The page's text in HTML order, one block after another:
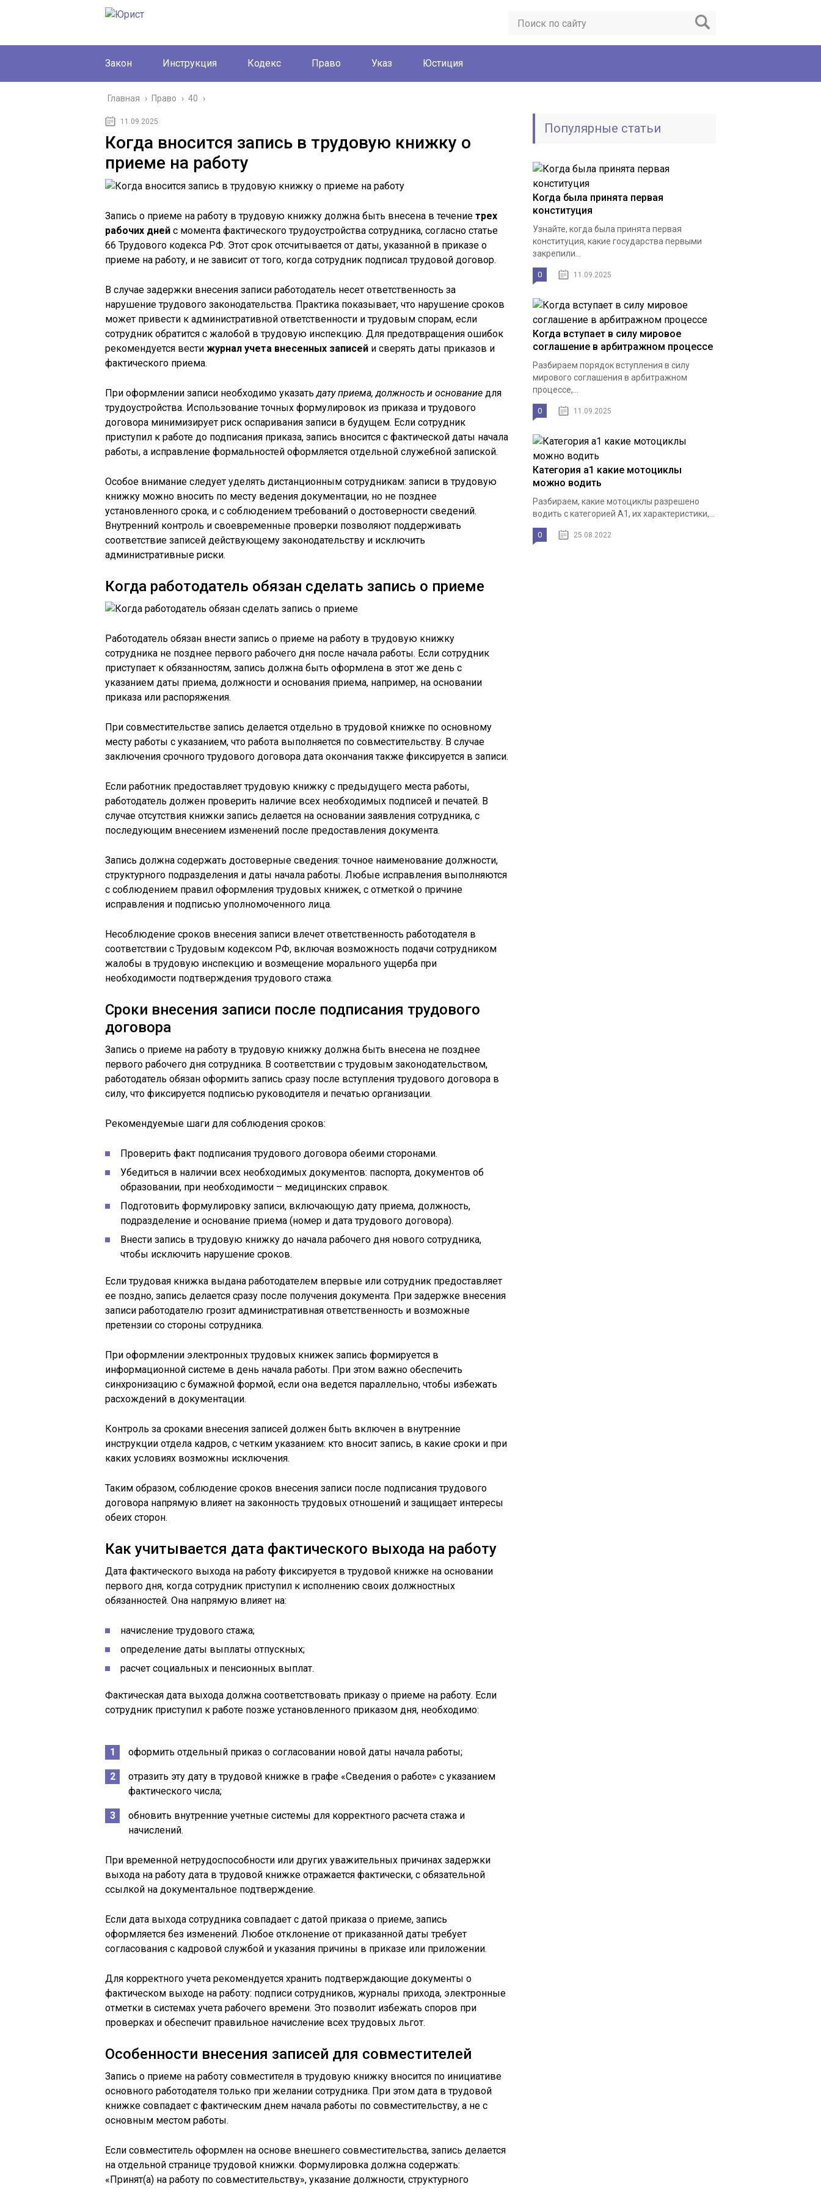
Закон Инструкция Кодекс Право Указ Юстиция
Главная › Право › 40 ›
11.09.2025
Когда вносится запись в трудовую книжку о
приеме на работу
Запись о приеме на работу в трудовую книжку должна быть внесена в течение трех
рабочих дней с момента фактического трудоустройства сотрудника, согласно статье
66 Трудового кодекса РФ. Этот срок отсчитывается от даты, указанной в приказе о
приеме на работу, и не зависит от того, когда сотрудник подписал трудовой договор.
В случае задержки внесения записи работодатель несет ответственность за
нарушение трудового законодательства. Практика показывает, что нарушение сроков
может привести к административной ответственности и трудовым спорам, если
сотрудник обратится с жалобой в трудовую инспекцию. Для предотвращения ошибок
рекомендуется вести журнал учета внесенных записей и сверять даты приказов и
фактического приема.
При оформлении записи необходимо указатьдату приема, должность и основание для
трудоустройства. Использование точных формулировок из приказа и трудового
договора минимизирует риск оспаривания записи в будущем. Если сотрудник
приступил к работе до подписания приказа, запись вносится с фактической даты начала
работы, а исправление формальностей оформляется отдельной служебной запиской.
Особое внимание следует уделять дистанционным сотрудникам: записи в трудовую
книжку можно вносить по месту ведения документации, но не позднее
установленного срока, и с соблюдением требований о достоверности сведений.
Внутренний контроль и своевременные проверки позволяют поддерживать
соответствие записей действующему законодательству и исключить
административные риски.
Когда работодатель обязан сделать запись о приеме
Работодатель обязан внести запись о приеме на работу в трудовую книжку
сотрудника не позднее первого рабочего дня после начала работы. Если сотрудник
приступает к обязанностям, запись должна быть оформлена в этот же день с
указанием даты приема, должности и основания приема, например, на основании
приказа или распоряжения.
При совместительстве запись делается отдельно в трудовой книжке по основному
месту работы с указанием, что работа выполняется по совместительству. В случае
заключения срочного трудового договора дата окончания также фиксируется в записи.
Если работник предоставляет трудовую книжку с предыдущего места работы,
работодатель должен проверить наличие всех необходимых подписей и печатей. В
случае отсутствия книжки запись делается на основании заявления сотрудника, с
последующим внесением изменений после предоставления документа.
Запись должна содержать достоверные сведения: точное наименование должности,
структурного подразделения и даты начала работы. Любые исправления выполняются
с соблюдением правил оформления трудовых книжек, с отметкой о причине
исправления и подписью уполномоченного лица.
Несоблюдение сроков внесения записи влечет ответственность работодателя в
соответствии с Трудовым кодексом РФ, включая возможность подачи сотрудником
жалобы в трудовую инспекцию и возмещение морального ущерба при
необходимости подтверждения трудового стажа.
Сроки внесения записи после подписания трудового
договора
Запись о приеме на работу в трудовую книжку должна быть внесена не позднее
первого рабочего дня сотрудника. В соответствии с трудовым законодательством,
работодатель обязан оформить запись сразу после вступления трудового договора в
силу, что фиксируется подписью руководителя и печатью организации.
Рекомендуемые шаги для соблюдения сроков:
Проверить факт подписания трудового договора обеими сторонами.
Убедиться в наличии всех необходимых документов: паспорта, документов об
образовании, при необходимости – медицинских справок.
Подготовить формулировку записи, включающую дату приема, должность,
подразделение и основание приема (номер и дата трудового договора).
Внести запись в трудовую книжку до начала рабочего дня нового сотрудника,
чтобы исключить нарушение сроков.
Если трудовая книжка выдана работодателем впервые или сотрудник предоставляет
ее поздно, запись делается сразу после получения документа. При задержке внесения
записи работодателю грозит административная ответственность и возможные
претензии со стороны сотрудника.
При оформлении электронных трудовых книжек запись формируется в
информационной системе в день начала работы. При этом важно обеспечить
синхронизацию с бумажной формой, если она ведется параллельно, чтобы избежать
расхождений в документации.
Контроль за сроками внесения записей должен быть включен в внутренние
инструкции отдела кадров, с четким указанием: кто вносит запись, в какие сроки и при
каких условиях возможны исключения.
Таким образом, соблюдение сроков внесения записи после подписания трудового
договора напрямую влияет на законность трудовых отношений и защищает интересы
обеих сторон.
Как учитывается дата фактического выхода на работу
Дата фактического выхода на работу фиксируется в трудовой книжке на основании
первого дня, когда сотрудник приступил к исполнению своих должностных
обязанностей. Она напрямую влияет на:
начисление трудового стажа;
определение даты выплаты отпускных;
расчет социальных и пенсионных выплат.
Фактическая дата выхода должна соответствовать приказу о приеме на работу. Если
сотрудник приступил к работе позже установленного приказом дня, необходимо:
оформить отдельный приказ о согласовании новой даты начала работы;
отразить эту дату в трудовой книжке в графе «Сведения о работе» с указанием
фактического числа;
обновить внутренние учетные системы для корректного расчета стажа и
начислений.
При временной нетрудоспособности или других уважительных причинах задержки
выхода на работу дата в трудовой книжке отражается фактически, с обязательной
ссылкой на документальное подтверждение.
Если дата выхода сотрудника совпадает с датой приказа о приеме, запись
оформляется без изменений. Любое отклонение от приказанной даты требует
согласования с кадровой службой и указания причины в приказе или приложении.
Для корректного учета рекомендуется хранить подтверждающие документы о
фактическом выходе на работу: подписи сотрудников, журналы прихода, электронные
отметки в системах учета рабочего времени. Это позволит избежать споров при
проверках и обеспечит правильное начисление всех трудовых льгот.
Особенности внесения записей для совместителей
Запись о приеме на работу совместителя в трудовую книжку вносится по инициативе
основного работодателя только при желании сотрудника. При этом дата в трудовой
книжке совпадает с фактическим днем начала работы по совместительству, а не с
основным местом работы.
Если совместитель оформлен на основе внешнего совместительства, запись делается
на отдельной странице трудовой книжки. Формулировка должна содержать:
«Принят(а) на работу по совместительству», указание должности, структурного
Популярные статьи
Когда была принята первая
конституция
Узнайте, когда была принята первая
конституция, какие государства первыми
закрепили...
0 11.09.2025
Когда вступает в силу мировое
соглашение в арбитражном процессе
Разбираем порядок вступления в силу
мирового соглашения в арбитражном
процессе,...
0 11.09.2025
Категория а1 какие мотоциклы
можно водить
Разбираем, какие мотоциклы разрешено
водить с категорией А1, их характеристики,...
0 25.08.2022